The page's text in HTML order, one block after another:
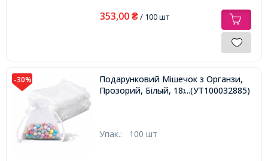
353,00 ₴/ 100 шт
-30%
Подарунковий Мішечок з Органзи,
Прозорий, Білый, 18x13см,...(УТ100032885)
Упак.: 100 шт